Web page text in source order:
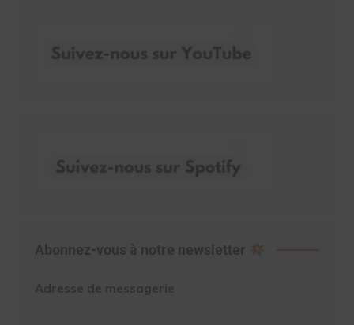
Abonnez-vous à notre newsletter
Adresse de messagerie